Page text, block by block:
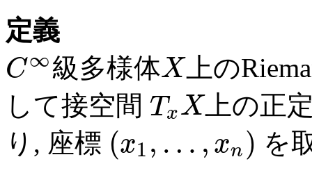
定義
C∞級多様体X上の
して接空間 T xX上の正
り, 座標 (x1 , … , xn ) を